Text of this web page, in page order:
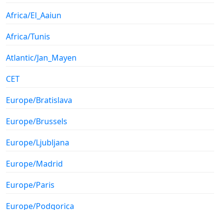
Africa/El_Aaiun
Africa/Tunis
Atlantic/Jan_Mayen
CET
Europe/Bratislava
Europe/Brussels
Europe/Ljubljana
Europe/Madrid
Europe/Paris
Europe/Podgorica